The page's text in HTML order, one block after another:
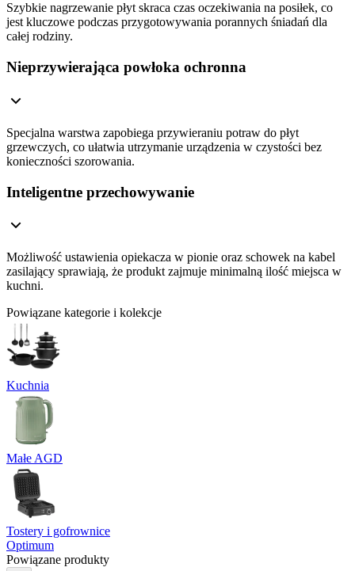
Szybkie nagrzewanie płyt skraca czas oczekiwania na posiłek, co
jest kluczowe podczas przygotowywania porannych śniadań dla
całej rodziny.
Nieprzywierająca powłoka ochronna
Specjalna warstwa zapobiega przywieraniu potraw do płyt
grzewczych, co ułatwia utrzymanie urządzenia w czystości bez
konieczności szorowania.
Inteligentne przechowywanie
Możliwość ustawienia opiekacza w pionie oraz schowek na kabel
zasilający sprawiają, że produkt zajmuje minimalną ilość miejsca w
kuchni.
Powiązane kategorie i kolekcje
Kuchnia
Małe AGD
Tostery i gofrownice
Optimum
Powiązane produkty